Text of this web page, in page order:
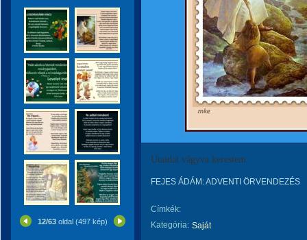
12/63 oldal (497 kép)
Utaidat vágyva kerestem
FEJES ÁDÁM: ADVENTI ÖRVENDEZÉS
Címkék:
Kategória: Saját